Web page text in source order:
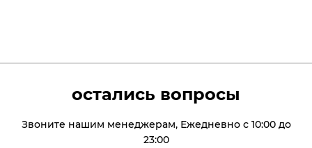
остались вопросы
Звоните нашим менеджерам, Ежедневно с 10:00 до
23:00